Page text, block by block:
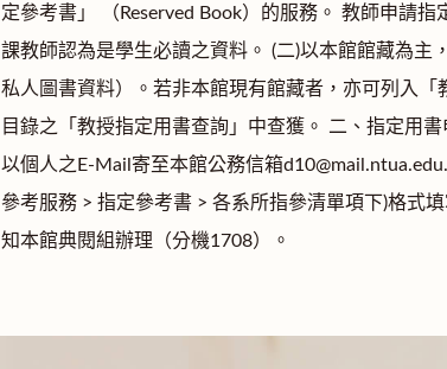
定參考書」 （Reserved Book）的服務。 教師申請
課教師認為是學生必讀之資料。 (二)以本館館藏為
私人圖書資料）。若非本館現有館藏者，亦可列入
目錄之「教授指定用書查詢」中查獲。 二、指定用
以個人之E-Mail寄至本館公務信箱
參考服務 > 指定參考書 > 各系所指參清單項下)格式
知本館典閱組辦理（分機1708）。